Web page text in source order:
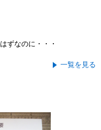
ずなのに・・・
一覧を見る